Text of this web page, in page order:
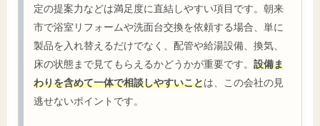
定の提案力などは満足度に直結しやすい項目です。朝来
市で浴室リフォームや洗面台交換を依頼する場合、単に
製品を入れ替えるだけでなく、配管や給湯設備、換気、
床の状態まで見てもらえるかどうかが重要です。 設備ま
わりを含めて一体で相談しやすいことは、この会社の見
逃せないポイントです。